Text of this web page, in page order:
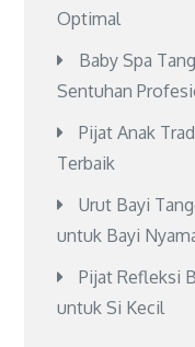
Optimal
Baby Spa
Sentuhan
Pijat Anak
Terbaik
Urut Bayi
untuk Bayi
Pijat Refleksi
untuk Si Kecil